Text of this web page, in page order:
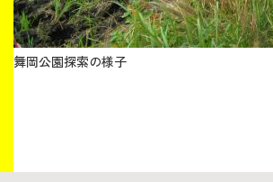
舞岡公園探索の様子